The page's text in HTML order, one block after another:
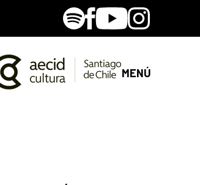
SpotifyFacebook
YoutubeInstagram
MENÚ